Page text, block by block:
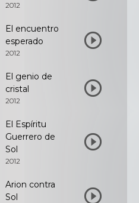
2012
El encuentro
esperado
2012
El genio de
cristal
2012
El Espíritu
Guerrero de
Sol
2012
Arion contra
Sol